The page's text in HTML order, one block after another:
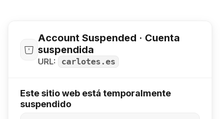
Account Suspended · Cuenta
suspendida
URL: carlotes.es
Este sitio web está temporalmente
suspendido